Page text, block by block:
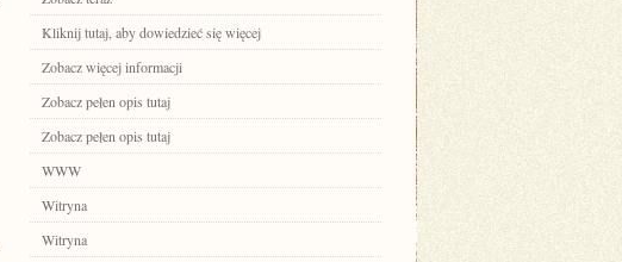
Kliknij tutaj, aby dowiedzieć się więcej
Zobacz więcej informacji
Zobacz pełen opis tutaj
Zobacz pełen opis tutaj
WWW
Witryna
Witryna